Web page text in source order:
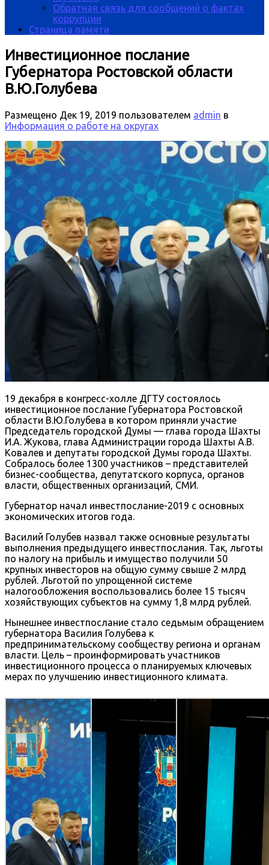
Обратная связь для сообщений о фактах
коррупции
Страница памяти
Инвестиционное послание
Губернатора Ростовской области
В.Ю.Голубева
Размещено Дек 19, 2019 пользователем admin в
Информация о работе на округах
19 декабря в конгресс-холле ДГТУ состоялось
инвестиционное послание Губернатора Ростовской
области В.Ю.Голубева в котором приняли участие
Председатель городской Думы — глава города Шахты
И.А. Жукова, глава Администрации города Шахты А.В.
Ковалев и депутаты городской Думы города Шахты.
Собралось более 1300 участников – представителей
бизнес-сообщества, депутатского корпуса, органов
власти, общественных организаций, СМИ.
Губернатор начал инвестпослание-2019 с основных
экономических итогов года.
Василий Голубев назвал также основные результаты
выполнения предыдущего инвестпослания. Так, льготы
по налогу на прибыль и имущество получили 50
крупных инвесторов на общую сумму свыше 2 млрд
рублей. Льготой по упрощенной системе
налогообложения воспользовались более 15 тысяч
хозяйствующих субъектов на сумму 1,8 млрд рублей.
Нынешнее инвестпослание стало седьмым обращением
губернатора Василия Голубева к
предпринимательскому сообществу региона и органам
власти. Цель – проинформировать участников
инвестиционного процесса о планируемых ключевых
мерах по улучшению инвестиционного климата.